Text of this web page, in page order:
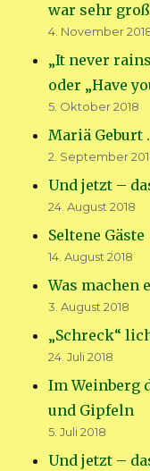
war sehr
4. November
„It never
oder „Have
5. Oktober 2018
Mariä Geburt
2. September
Und jetzt –
24. August 2018
Seltene Gäste
14. August 2018
Was machen
3. August 2018
„Schreck“
24. Juli 2018
Im Weinberg
und Gipfeln
5. Juli 2018
Und jetzt –